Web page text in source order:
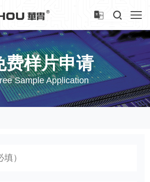
费样片申请
Sample Application